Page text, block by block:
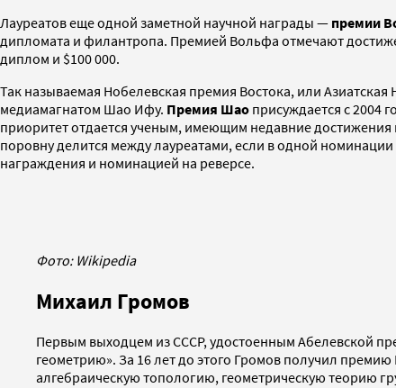
Лауреатов еще одной заметной научной награды — премии
дипломата и филантропа. Премией Вольфа отмечают
диплом и $100 000.
Так называемая Нобелевская премия Востока, или
медиамагнатом Шао Ифу. Премия Шао присуждается с 2004
приоритет отдается ученым, имеющим недавние достижения
поровну делится между лауреатами, если в одной
награждения и номинацией на реверсе.
Фото: Wikipedia
Михаил Громов
Первым выходцем из СССР, удостоенным Абелевской
геометрию». За 16 лет до этого Громов получил
алгебраическую топологию, геометрическую теорию